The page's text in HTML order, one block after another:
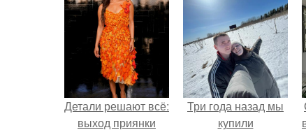
Детали решают всё:
выход приянки
Три года назад мы
купили